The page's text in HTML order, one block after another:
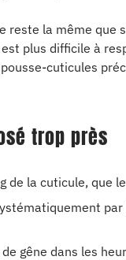
reste la même
plus difficile à
cuticules
trop près
de la cuticule, que
gêne dans les